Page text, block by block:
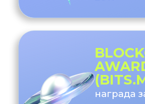
300+
Локальная PR- и influencer-